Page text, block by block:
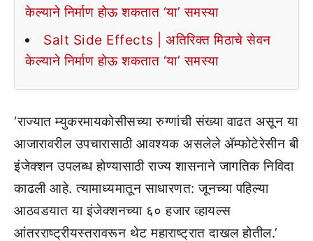
केल्याने निर्माण होऊ शकतात ‘या’ समस्या
Salt Side Effects | अतिरिक्त मिठाचे सेवन
केल्याने निर्माण होऊ शकतात ‘या’ समस्या
‘राज्यात म्युकरमायकोसीसच्या रुग्णांची संख्या वाढत असून या
आजारावरील उपचारासाठी आवश्यक असलेले ॲम्फोटेरेसीन बी
इंजेक्शन उपलब्ध होण्यासाठी राज्य शासनाने जागतिक निविदा
काढली आहे. त्यामाध्यमातून साधारणत: जूनच्या पहिल्या
आठवडयात या इंजेक्शनच्या ६० हजार व्हायल्स
आंतरराष्ट्रीयस्तरावरून थेट महाराष्ट्रात दाखल होतील.’